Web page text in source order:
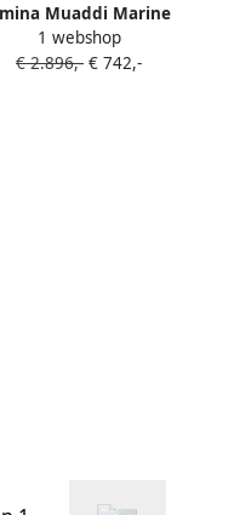
Muaddi Marine
knielaarzen Zwart
1 webshop
€ 2.896,- € 742,-